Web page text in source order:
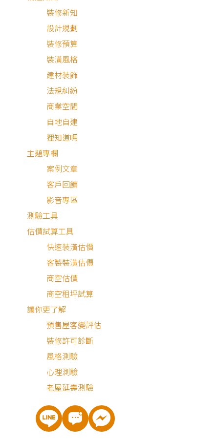
裝修新知
設計規劃
裝修預算
裝潢風格
建材裝飾
法規糾紛
商業空間
自地自建
狸知道嗎
主題專欄
案例文章
客戶回饋
影音專區
測驗工具
估價試算工具
快速裝潢估價
客製裝潢估價
商空估價
商空租坪試算
讓你更了解
預售屋客變評估
裝修許可診斷
風格測驗
心理測驗
老屋延壽測驗
到細節，從最基本的房屋周遭環境到內部格局規劃，了解實
的房屋格局會有哪些優缺，並分析一房一廳、兩房一廳等等
理？
確認各空間劃分符合功能
地雷？
結語